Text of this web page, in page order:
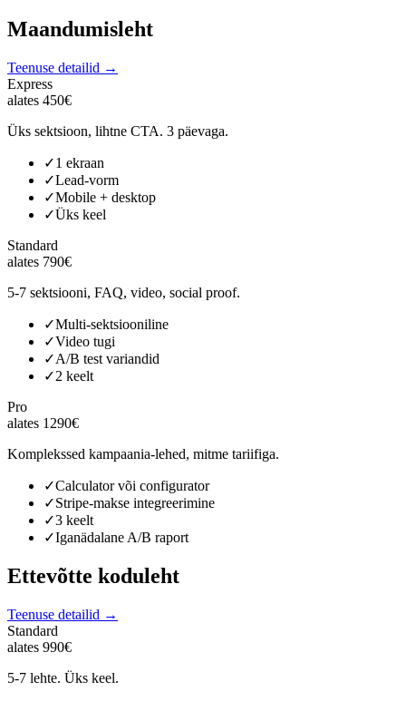
Maandumisleht
Teenuse detailid →
Express
alates 450€
Üks sektsioon, lihtne CTA. 3 päevaga.
✓1 ekraan
✓Lead-vorm
✓Mobile + desktop
✓Üks keel
Standard
alates 790€
5-7 sektsiooni, FAQ, video, social proof.
✓Multi-sektsiooniline
✓Video tugi
✓A/B test variandid
✓2 keelt
Pro
alates 1290€
Komplekssed kampaania-lehed, mitme tariifiga.
✓Calculator või configurator
✓Stripe-makse integreerimine
✓3 keelt
✓Iganädalane A/B raport
Ettevõtte koduleht
Teenuse detailid →
Standard
alates 990€
5-7 lehte. Üks keel.